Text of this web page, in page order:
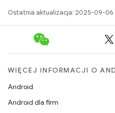
Ostatnia aktualizacja: 2025-09-06
WIĘCEJ INFORMACJI O
Android
Android dla firm